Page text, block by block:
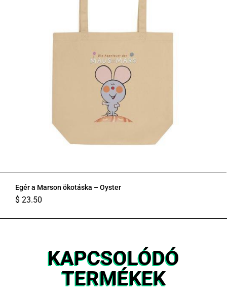
Egér a Marson ökotáska – Oyster
$ 23.50
KAPCSOLÓDÓ
TERMÉKEK